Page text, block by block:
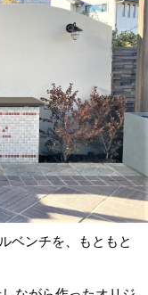
ベンチを、もともと